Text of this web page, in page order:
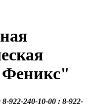
922-240-10-00 : 8-922-